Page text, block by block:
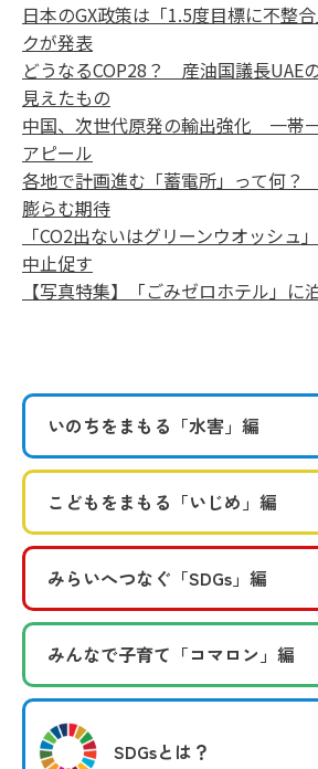
日本のGX政策は「1.5度目標に不整
クが発表
どうなるCOP28？ 産油国議長UAE
見えたもの
中国、次世代原発の輸出強化 一帯
アピール
各地で計画進む「蓄電所」って何？
膨らむ期待
「CO2出ないはグリーンウオッシ
中止促す
【写真特集】「ごみゼロホテル」に
いのちをまもる 「水害」編
こどもをまもる 「いじめ」編
みらいへつなぐ 「SDGs」編
みんなで子育て 「コマロン」編
SDGsとは？